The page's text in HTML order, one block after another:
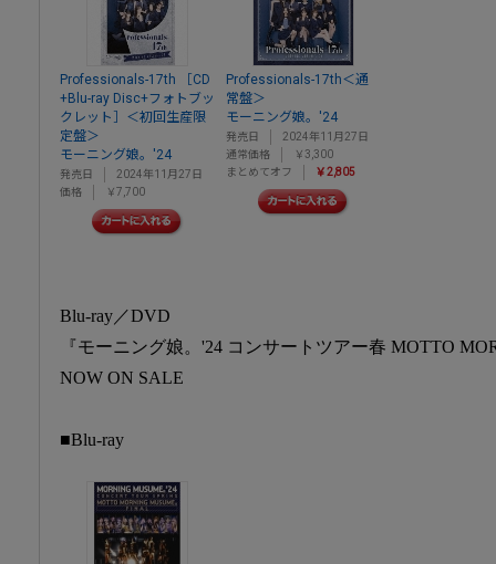
Professionals-17th ［CD
+Blu-ray Disc+フォトブッ
クレット］＜初回生産限
定盤＞
モーニング娘。'24
発売日
2024年11月27日
価格
￥7,700
Professionals-17th＜通
常盤＞
モーニング娘。'24
発売日
2024年11月27日
通常価格
￥3,300
まとめてオフ
￥2,805
Blu-ray／DVD
『モーニング娘。'24 コンサートツアー春 MOTTO
NOW ON SALE
■Blu-ray